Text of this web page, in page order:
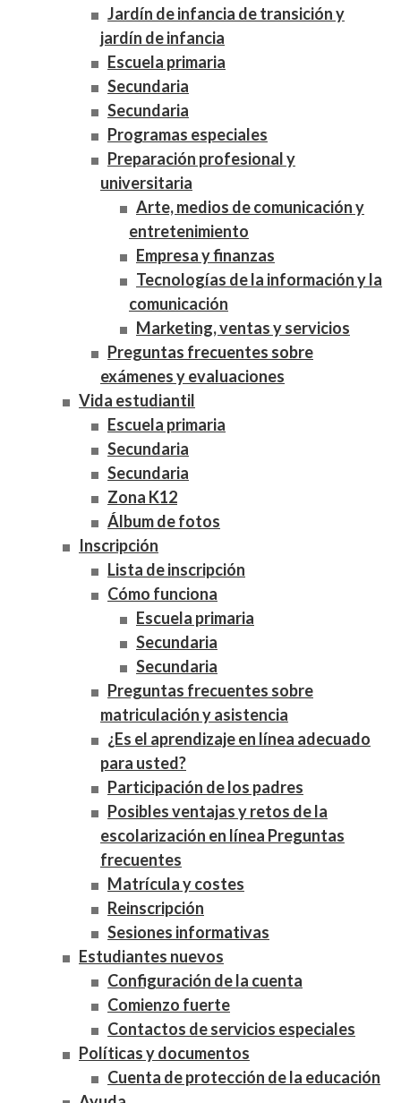
Jardín de infancia de transición y
jardín de infancia
Escuela primaria
Secundaria
Secundaria
Programas especiales
Preparación profesional y
universitaria
Arte, medios de comunicación y
entretenimiento
Empresa y finanzas
Tecnologías de la información y la
comunicación
Marketing, ventas y servicios
Preguntas frecuentes sobre
exámenes y evaluaciones
Vida estudiantil
Escuela primaria
Secundaria
Secundaria
Zona K12
Álbum de fotos
Inscripción
Lista de inscripción
Cómo funciona
Escuela primaria
Secundaria
Secundaria
Preguntas frecuentes sobre
matriculación y asistencia
¿Es el aprendizaje en línea adecuado
para usted?
Participación de los padres
Posibles ventajas y retos de la
escolarización en línea Preguntas
frecuentes
Matrícula y costes
Reinscripción
Sesiones informativas
Estudiantes nuevos
Configuración de la cuenta
Comienzo fuerte
Contactos de servicios especiales
Políticas y documentos
Cuenta de protección de la educación